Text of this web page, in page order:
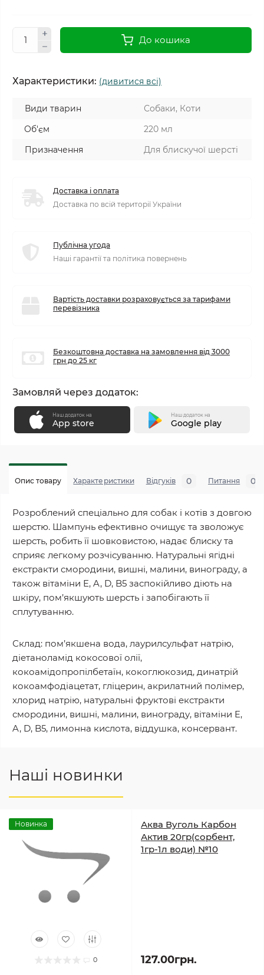
До кошика
Характеристики: (дивитися всі)
Види тварин
Собаки, Коти
Об'єм
220 мл
Призначення
Для блискучої шерсті
Доставка і оплата
Доставка по всій території України
Публічна угода
Наші гарантії та політика повернень
Вартість доставки розраховується за тарифами
перевізника
Безкоштовна доставка на замовлення від 3000
грн до 25 кг
Замовляй через додаток:
Наш додаток на
App store
Наш додаток на
Google play
Опис товару Характеристики Відгуків 0 Питання 0
Розроблений спеціально для собак і котів з довгою
шерстю. Шампунь ефективно очищує та зволожує
шерсть, робить її шовковистою, надає блиску та
сприяє легкому розчісуванню. Натуральні ягідні
екстракти смородини, вишні, малини, винограду, а
також вітаміни E, A, D, B5 заспокійливо діють на
шкіру, пом’якшують шерсть і запобігають її
сплутуванню.
Склад: пом’якшена вода, лаурилсульфат натрію,
діетаноламід кокосової олії,
кокоамідопропілбетаїн, кокоглюкозид, динатрій
кокоамфодіацетат, гліцерин, акрилатний полімер,
хлорид натрію, натуральні фруктові екстракти
смородини, вишні, малини, винограду, вітаміни E,
A, D, B5, лимонна кислота, віддушка, консервант.
Наші новинки
Новинка
0
Аква Вуголь Карбон
Актив 20гр(сорбент,
1гр-1л води) №10
127.00грн.